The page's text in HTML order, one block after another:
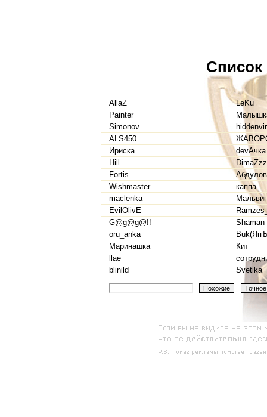
Список
AllaZ
LeKu
Painter
Simonov
ALS450
Ириска
devАчка
Hill
DimaZzz
Fortis
Wishmaster
каппа
maclenka
EvilOlivE
G@g@g@!!
Shaman
oru_anka
Маринашка
Кит
llae
blinild
Svetika